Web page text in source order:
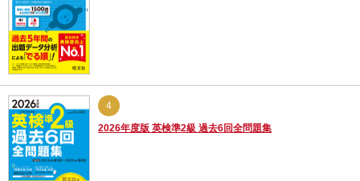
4
2026年度版 英検準2級 過去6回全問題集